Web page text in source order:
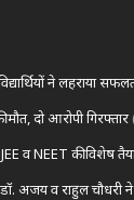
ने लहराया
दो आरोपी गिरफ्तार
व NEET की विशेष
अजय व राहुल चौधरी